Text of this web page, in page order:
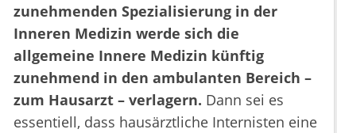
zunehmenden Spezialisierung in der
Inneren Medizin werde sich die
allgemeine Innere Medizin künftig
zunehmend in den ambulanten Bereich –
zum Hausarzt – verlagern. Dann sei es
essentiell, dass hausärztliche Internisten eine